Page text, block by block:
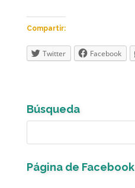
Compartir:
Twitter Facebook
Búsqueda
Página de Facebook